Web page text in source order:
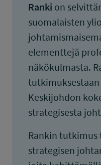
Ranki on
suomalaisten
elementtejä
näkökulmasta.
tutkimuksestaan
Keskijohdon
strategisesta
Rankin
strategisen